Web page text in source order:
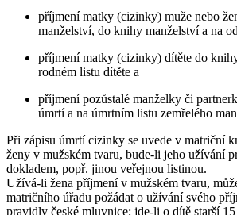
příjmení matky (cizinky) muže nebo
manželství, do knihy manželství a na
příjmení matky (cizinky) dítěte do
rodném listu dítěte a
příjmení pozůstalé manželky či
úmrtí a na úmrtním listu zemřelého
Při zápisu úmrtí cizinky se uvede v matriční
ženy v mužském tvaru, bude-li jeho užívání
dokladem, popř. jinou veřejnou listinou.
Užívá-li žena příjmení v mužském tvaru,
matričního úřadu požádat o užívání svého
pravidly české mluvnice; jde-li o dítě starší